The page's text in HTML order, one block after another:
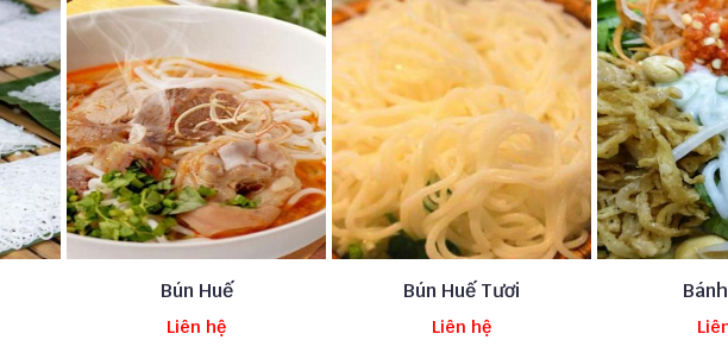
Bún Huế
Liên hệ
Bún Huế Tươi
Liên hệ